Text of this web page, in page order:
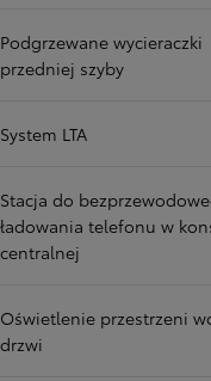
Podgrzewane wycieraczki
przedniej szyby
System LTA
Stacja do
ładowania telefonu w
centralnej
Oświetlenie przestrzeni
drzwi